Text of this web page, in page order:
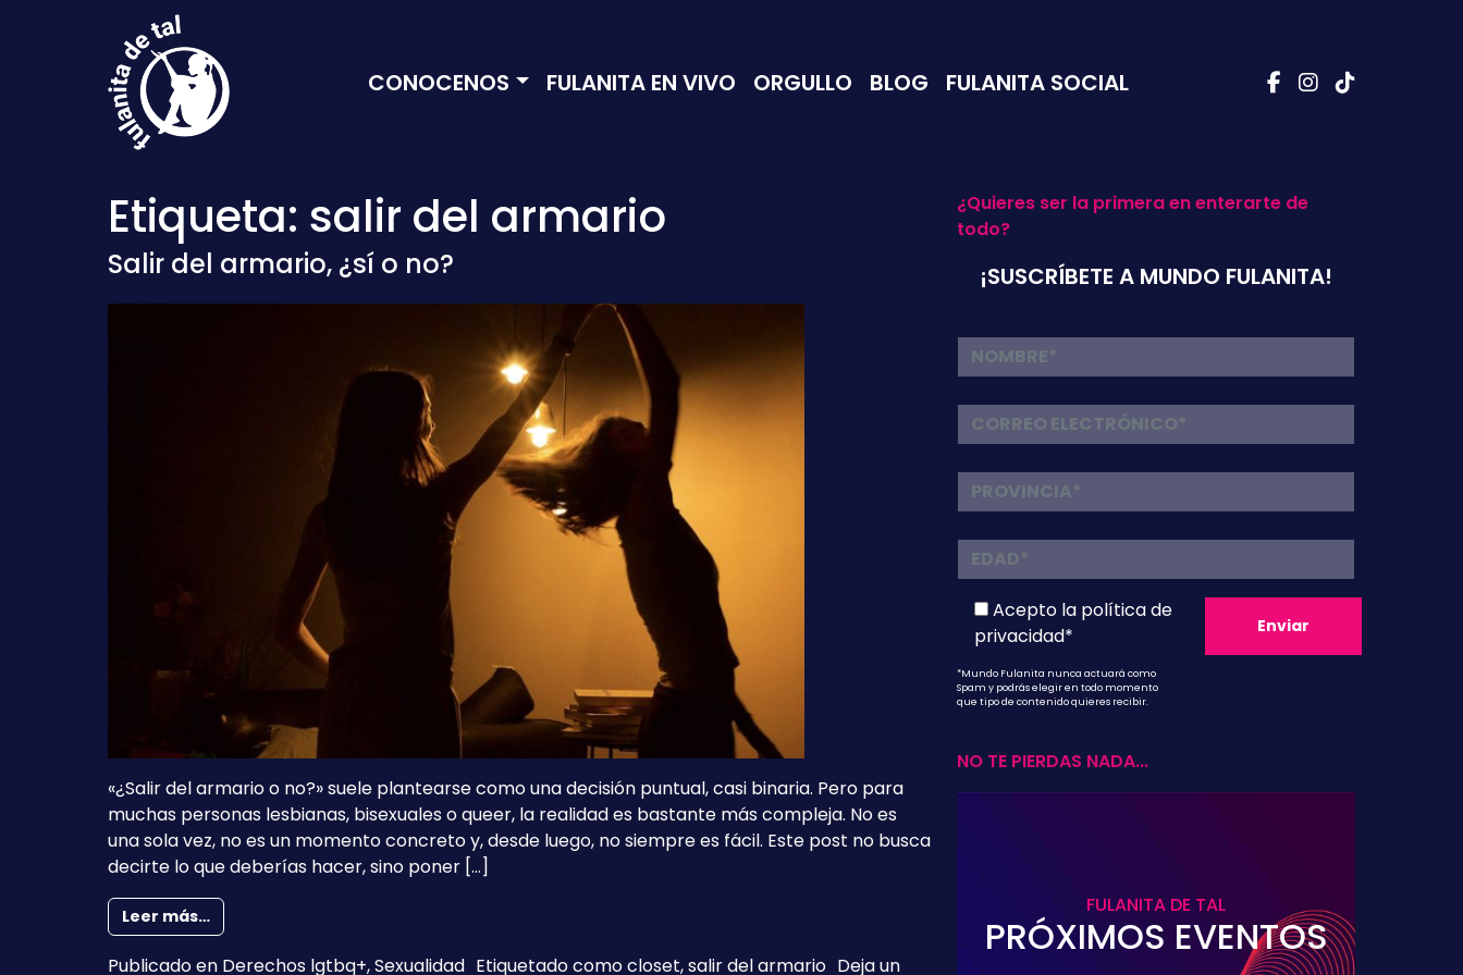
Navegación principal CONOCENOS FULANITA EN VIVO ORGULLO BLOG FULANITA SOCIAL
Etiqueta: salir del armario
Salir del armario, ¿sí o no?
«¿Salir del armario o no?» suele plantearse como una decisión puntual, casi binaria. Pero para
muchas personas lesbianas, bisexuales o queer, la realidad es bastante más compleja. No es
una sola vez, no es un momento concreto y, desde luego, no siempre es fácil. Este post no busca
decirte lo que deberías hacer, sino poner […]
Leer más…from Salir del armario, ¿sí o no?
Publicado en Derechos lgtbq+,Sexualidad Etiquetado comocloset,salir del armario Deja un
¿Quieres ser la primera en enterarte de
todo?
¡SUSCRÍBETE A MUNDO FULANITA!
Acepto la política de
privacidad*
*Mundo Fulanita nunca actuará como
Spam y podrás elegir en todo momento
que tipo de contenido quieres recibir.
NO TE PIERDAS NADA...
FULANITA DE TAL
PRÓXIMOS EVENTOS